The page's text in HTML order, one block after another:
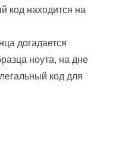
код находится на
догадается
ноута, на дне
код для